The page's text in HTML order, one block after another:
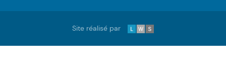
Site réalisé par LWS